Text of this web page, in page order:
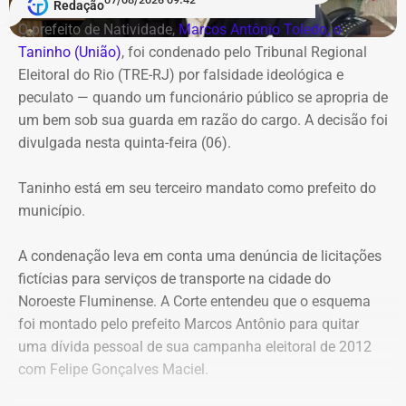
movimentação na pasta foi impulsionada pela aplicação
de decretos de reestruturação organizacional,
promovendo novos chefes de departamento, assessores
e assistentes técnicos.
Também na onda das nomeações, o Inea foi um dos
destinos da rodada de mudanças, com cinco novos
litoral e ações na Baía de Guanabara e Região dos Lagos
—, e apenas uma exoneração registrada. Além disso, o
Costa dos Santos na Diretoria de Segurança da
Informação do Proderj, e a reorganização da Corregedoria
do Ceperj, com a nomeação de Jair Sá de Jesus.
Redação
O prefeito de Natividade, Marcos Antônio Toledo, o
Taninho (União), foi condenado pelo Tribunal Regional
Eleitoral do Rio (TRE-RJ) por falsidade ideológica e
peculato — quando um funcionário público se apropria de
um bem sob sua guarda em razão do cargo. A decisão foi
divulgada nesta quinta-feira (06).
Taninho está em seu terceiro mandato como prefeito do
município.
A condenação leva em conta uma denúncia de licitações
fictícias para serviços de transporte na cidade do
Noroeste Fluminense. A Corte entendeu que o esquema
foi montado pelo prefeito Marcos Antônio para quitar
uma dívida pessoal de sua campanha eleitoral de 2012
com Felipe Gonçalves Maciel.